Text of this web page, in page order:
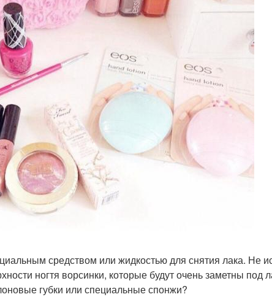
средством или жидкостью для снятия лака. Не
ногтя ворсинки, которые будут очень заметны под
губки или специальные спонжи?